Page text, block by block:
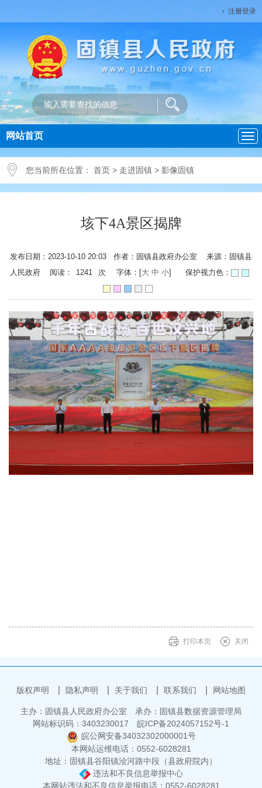
注册登录
导
航
网站首页
您当前所在位置： 首页 > 走进固镇 > 影像固镇
垓下4A景区揭牌
发布日期：2023-10-10 20:03 作者：固镇县政府办公室 来源：固镇县
人民政府 阅读：
1241 次 字体：[大 中 小] 保护视力色：
打印本页 关闭
版权声明 隐私声明 关于我们 联系我们 网站地图
主办：固镇县人民政府办公室
承办：固镇县数据资源管理局
网站标识码：3403230017
皖ICP备2024057152号-1
皖公网安备34032302000001号
本网站运维电话：0552-6028281
地址：固镇县谷阳镇浍河路中段（县政府院内）
违法和不良信息举报中心
本网站违法和不良信息举报电话：0552-6028281